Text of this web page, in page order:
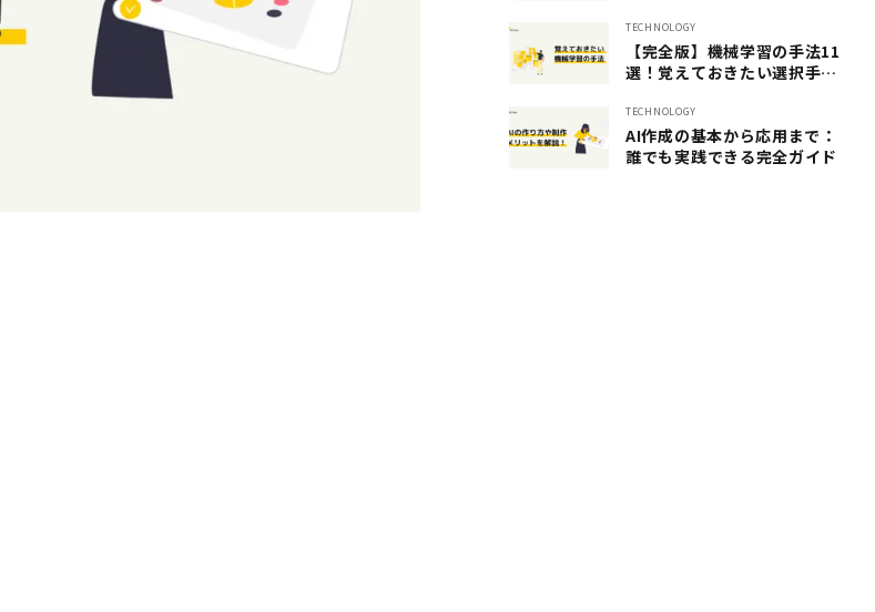
TECHNOLOGY
【完全版】機械学習の手法11
選！覚えておきたい選択手法
TECHNOLOGY
AI作成の基本から応用まで：
誰でも実践できる完全ガイド